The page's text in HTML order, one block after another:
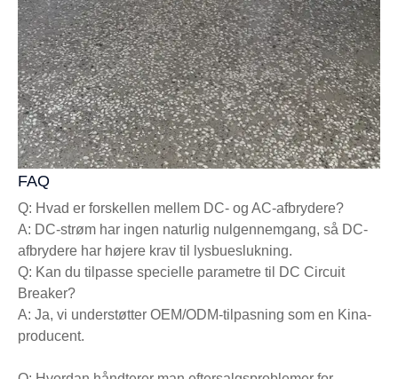
FAQ
Q: Hvad er forskellen mellem DC- og AC-afbrydere?
A: DC-strøm har ingen naturlig nulgennemgang, så DC-
afbrydere har højere krav til lysbueslukning.
Q: Kan du tilpasse specielle parametre til DC Circuit
Breaker?
A: Ja, vi understøtter OEM/ODM-tilpasning som en Kina-
producent.